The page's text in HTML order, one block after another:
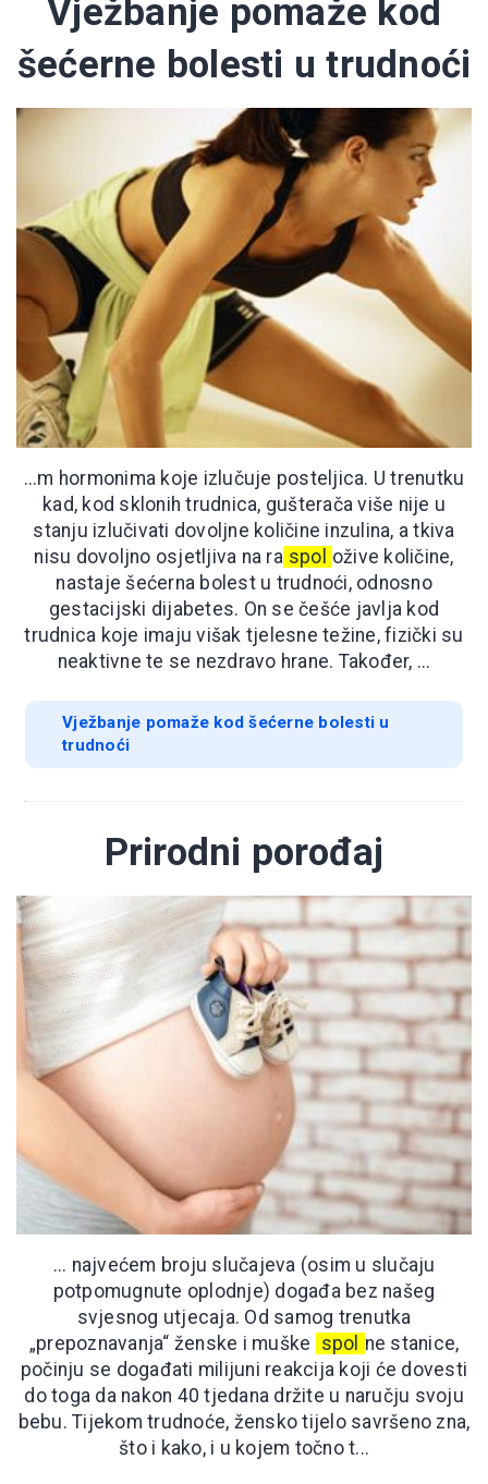
Vježbanje pomaže kod
šećerne bolesti u trudnoći
...m hormonima koje izlučuje posteljica. U trenutku
kad, kod sklonih trudnica, gušterača više nije u
stanju izlučivati dovoljne količine inzulina, a tkiva
nisu dovoljno osjetljiva na ra spol ožive količine,
nastaje šećerna bolest u trudnoći, odnosno
gestacijski dijabetes. On se češće javlja kod
trudnica koje imaju višak tjelesne težine, fizički su
neaktivne te se nezdravo hrane. Također, ...
Vježbanje pomaže kod šećerne bolesti u
trudnoći
Prirodni porođaj
... najvećem broju slučajeva (osim u slučaju
potpomugnute oplodnje) događa bez našeg
svjesnog utjecaja. Od samog trenutka
„prepoznavanja“ ženske i muške spol ne stanice,
počinju se događati milijuni reakcija koji će dovesti
do toga da nakon 40 tjedana držite u naručju svoju
bebu. Tijekom trudnoće, žensko tijelo savršeno zna,
što i kako, i u kojem točno t...